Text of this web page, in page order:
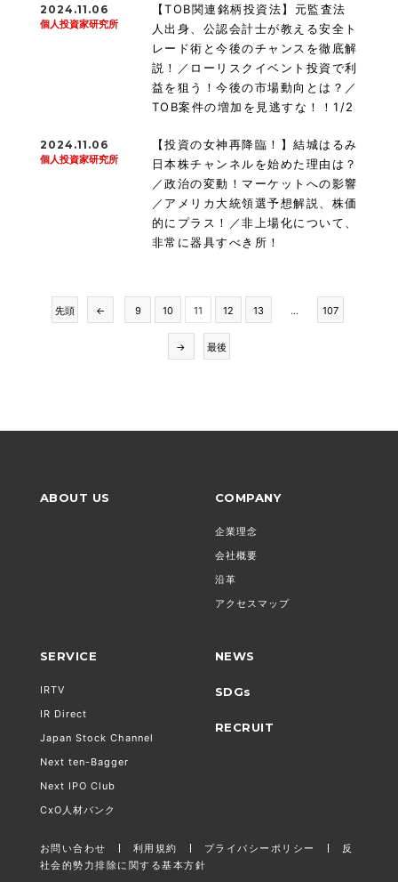
2024.11.06
個人投資家研究所
【TOB関連銘柄投資法】元監査法
人出身、公認会計士が教える安全ト
レード術と今後のチャンスを徹底解
説！／ローリスクイベント投資で利
益を狙う！今後の市場動向とは？／
TOB案件の増加を見逃すな！！1/2
2024.11.06
個人投資家研究所
【投資の女神再降臨！】結城はるみ
日本株チャンネルを始めた理由は？
／政治の変動！マーケットへの影響
／アメリカ大統領選予想解説、株価
的にプラス！／非上場化について、
非常に器具すべき所！
先頭 ← 9 10 11 12 13 ... 107
→ 最後
ABOUT US COMPANY
企業理念
会社概要
沿革
アクセスマップ
SERVICE
IRTV
IR Direct
Japan Stock Channel
Next ten-Bagger
Next IPO Club
CxO人材バンク
NEWS
SDGs
RECRUIT
お問い合わせ 利用規約 プライバシーポリシー
反
社会的勢力排除に関する基本方針